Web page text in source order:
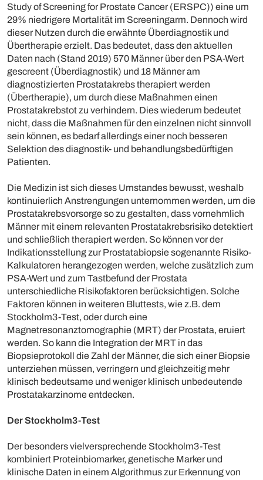
Study of Screening for Prostate Cancer (ERSPC)) eine um
29% niedrigere Mortalität im Screeningarm. Dennoch wird
dieser Nutzen durch die erwähnte Überdiagnostik und
Übertherapie erzielt. Das bedeutet, dass den aktuellen
Daten nach (Stand 2019) 570 Männer über den PSA-Wert
gescreent (Überdiagnostik) und 18 Männer am
diagnostizierten Prostatakrebs therapiert werden
(Übertherapie), um durch diese Maßnahmen einen
Prostatakrebstot zu verhindern. Dies wiederum bedeutet
nicht, dass die Maßnahmen für den einzelnen nicht sinnvoll
sein können, es bedarf allerdings einer noch besseren
Selektion des diagnostik- und behandlungsbedürftigen
Patienten.
Die Medizin ist sich dieses Umstandes bewusst, weshalb
kontinuierlich Anstrengungen unternommen werden, um die
Prostatakrebsvorsorge so zu gestalten, dass vornehmlich
Männer mit einem relevanten Prostatakrebsrisiko detektiert
und schließlich therapiert werden. So können vor der
Indikationsstellung zur Prostatabiopsie sogenannte Risiko-
Kalkulatoren herangezogen werden, welche zusätzlich zum
PSA-Wert und zum Tastbefund der Prostata
unterschiedliche Risikofaktoren berücksichtigen. Solche
Faktoren können in weiteren Bluttests, wie z.B. dem
Stockholm3-Test, oder durch eine
Magnetresonanztomographie (MRT) der Prostata, eruiert
werden. So kann die Integration der MRT in das
Biopsieprotokoll die Zahl der Männer, die sich einer Biopsie
unterziehen müssen, verringern und gleichzeitig mehr
klinisch bedeutsame und weniger klinisch unbedeutende
Prostatakarzinome entdecken.
Der Stockholm3-Test
Der besonders vielversprechende Stockholm3-Test
kombiniert Proteinbiomarker, genetische Marker und
klinische Daten in einem Algorithmus zur Erkennung von